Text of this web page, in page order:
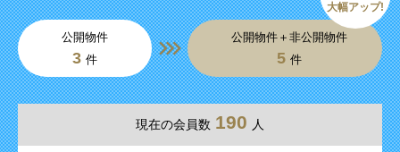
公開物件
3 件
公開物件＋非公開物件
5 件
大幅アップ!
現在の会員数 190 人